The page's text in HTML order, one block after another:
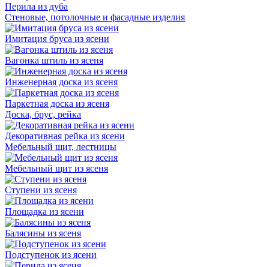
Перила из дуба
Стеновые, потолочные и фасадные изделия
Имитация бруса из ясени
Вагонка штиль из ясеня
Инженерная доска из ясеня
Паркетная доска из ясеня
Доска, брус, рейка
Декоративная рейка из ясени
Мебельный щит, лестницы
Мебельный щит из ясеня
Ступени из ясеня
Площадка из ясени
Балясины из ясеня
Подступенок из ясени